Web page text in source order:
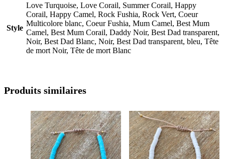
Style
Love Turquoise, Love Corail, Summer Corail, Happy
Corail, Happy Camel, Rock Fushia, Rock Vert, Coeur
Multicolore blanc, Coeur Fushia, Mum Camel, Best Mum
Camel, Best Mum Corail, Daddy Noir, Best Dad transparent,
Noir, Best Dad Blanc, Noir, Best Dad transparent, bleu, Tête
de mort Noir, Tête de mort Blanc
Produits similaires